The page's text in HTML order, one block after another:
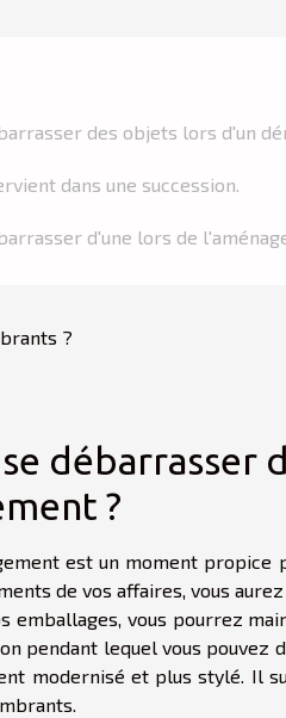
des objets lors d'un
dans une succession.
d'une lors de
?
débarrasser
?
est un moment
de vos affaires, vous
emballages, vous pourrez
pendant lequel vous
modernisé et plus stylé. Il